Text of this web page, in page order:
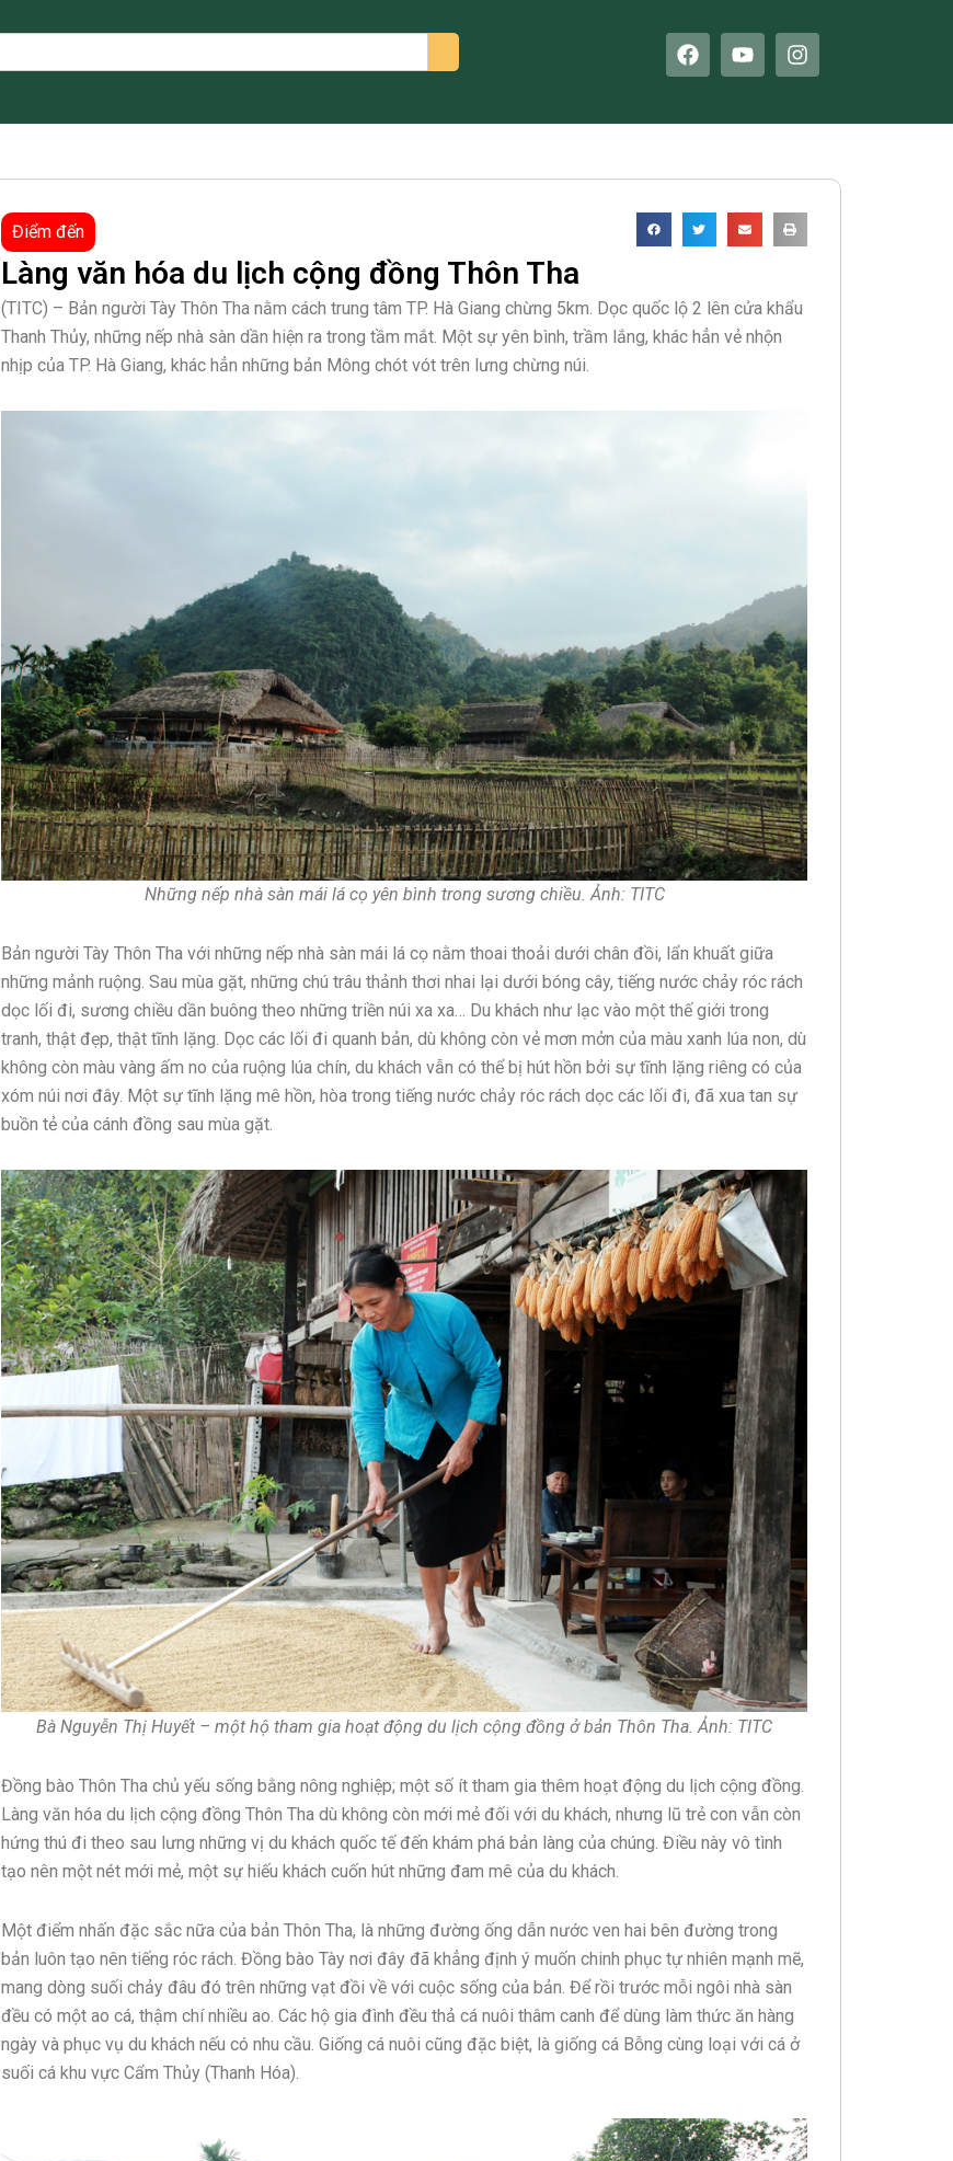
F
a
b
o
Y
o
u
e
I
n
a
r
m
Điểm đến
Làng văn hóa du lịch cộng đồng Thôn Tha
(TITC) – Bản người Tày Thôn Tha nằm cách trung tâm TP. Hà Giang chừng 5km. Dọc quốc lộ 2 lên cửa khẩu
Thanh Thủy, những nếp nhà sàn dần hiện ra trong tầm mắt. Một sự yên bình, trầm lắng, khác hẳn vẻ nhộn
nhịp của TP. Hà Giang, khác hẳn những bản Mông chót vót trên lưng chừng núi.
Những nếp nhà sàn mái lá cọ yên bình trong sương chiều. Ảnh: TITC
Bản người Tày Thôn Tha với những nếp nhà sàn mái lá cọ nằm thoai thoải dưới chân đồi, lẩn khuất giữa
những mảnh ruộng. Sau mùa gặt, những chú trâu thảnh thơi nhai lại dưới bóng cây, tiếng nước chảy róc rách
dọc lối đi, sương chiều dần buông theo những triền núi xa xa… Du khách như lạc vào một thế giới trong
tranh, thật đẹp, thật tĩnh lặng. Dọc các lối đi quanh bản, dù không còn vẻ mơn mởn của màu xanh lúa non, dù
không còn màu vàng ấm no của ruộng lúa chín, du khách vẫn có thể bị hút hồn bởi sự tĩnh lặng riêng có của
xóm núi nơi đây. Một sự tĩnh lặng mê hồn, hòa trong tiếng nước chảy róc rách dọc các lối đi, đã xua tan sự
buồn tẻ của cánh đồng sau mùa gặt.
Bà Nguyễn Thị Huyết – một hộ tham gia hoạt động du lịch cộng đồng ở bản Thôn Tha. Ảnh: TITC
Đồng bào Thôn Tha chủ yếu sống bằng nông nghiệp; một số ít tham gia thêm hoạt động du lịch cộng đồng.
Làng văn hóa du lịch cộng đồng Thôn Tha dù không còn mới mẻ đối với du khách, nhưng lũ trẻ con vẫn còn
hứng thú đi theo sau lưng những vị du khách quốc tế đến khám phá bản làng của chúng. Điều này vô tình
tạo nên một nét mới mẻ, một sự hiếu khách cuốn hút những đam mê của du khách.
Một điểm nhấn đặc sắc nữa của bản Thôn Tha, là những đường ống dẫn nước ven hai bên đường trong
bản luôn tạo nên tiếng róc rách. Đồng bào Tày nơi đây đã khẳng định ý muốn chinh phục tự nhiên mạnh mẽ,
mang dòng suối chảy đâu đó trên những vạt đồi về với cuộc sống của bản. Để rồi trước mỗi ngôi nhà sàn
đều có một ao cá, thậm chí nhiều ao. Các hộ gia đình đều thả cá nuôi thâm canh để dùng làm thức ăn hàng
ngày và phục vụ du khách nếu có nhu cầu. Giống cá nuôi cũng đặc biệt, là giống cá Bỗng cùng loại với cá ở
suối cá khu vực Cẩm Thủy (Thanh Hóa).